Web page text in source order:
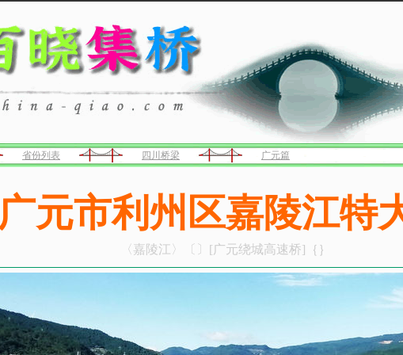
省份列表 四川桥梁 广元篇
广元市利州区嘉陵江特
〈嘉陵江〉〔〕[广元绕城高速桥]｛｝